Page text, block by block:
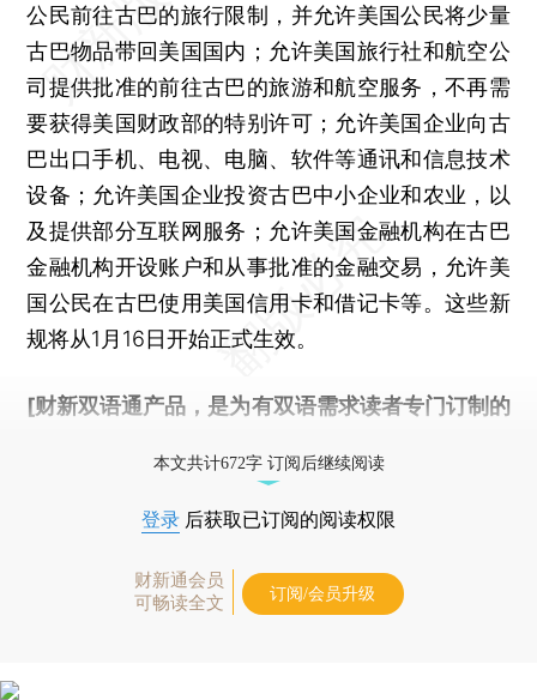
公民前往古巴的旅行限制，并允许美国公民将少量
古巴物品带回美国国内；允许美国旅行社和航空公
司提供批准的前往古巴的旅游和航空服务，不再需
要获得美国财政部的特别许可；允许美国企业向古
巴出口手机、电视、电脑、软件等通讯和信息技术
设备；允许美国企业投资古巴中小企业和农业，以
及提供部分互联网服务；允许美国金融机构在古巴
金融机构开设账户和从事批准的金融交易，允许美
国公民在古巴使用美国信用卡和借记卡等。这些新
规将从1月16日开始正式生效。
[财新双语通产品，是为有双语需求读者专门订制的
本文共计672字 订阅后继续阅读
登录 后获取已订阅的阅读权限
财新通会员
可畅读全文
订阅/会员升级